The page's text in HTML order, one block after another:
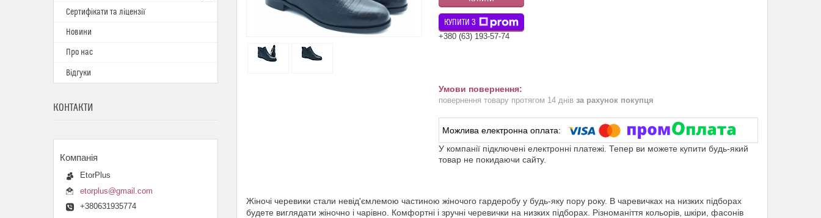
КУПИТИ З
+380 (63) 193-57-74
повернення товару протягом 14 днів за рахунок покупця
У компанії підключені електронні платежі. Тепер ви можете купити будь-який
товар не покидаючи сайту.
Жіночі черевики стали невід'ємлемою частиною жіночого гардеробу у будь-яку пору року. В чаревичках на низких підборах
будете виглядати жіночно і чарівно. Комфортні і зручні черевички на низких підборах. Різноманіття кольорів, шкіри, фасонів
Сертифікати та ліцензії
Новини
Про нас
Відгуки
КОНТАКТИ
EtorPlus
etorplus@gmail.com
+380631935774